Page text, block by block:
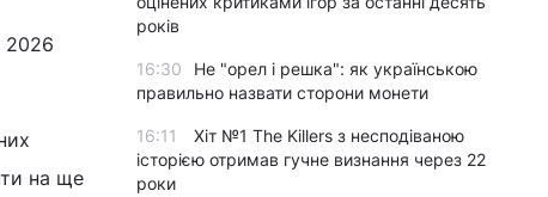
2026
на ще
років
16:30
Не "орел і решка": як українською
правильно назвати сторони монети
16:11
Хіт №1 The Killers з несподіваною
історією отримав гучне визнання через 22
роки